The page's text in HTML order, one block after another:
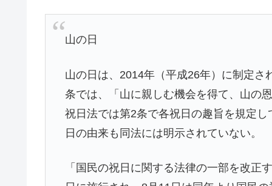
山の日
山の日は、2014年（平成26年）に制定
条では、「山に親しむ機会を得て、山の
祝日法では第2条で各祝日の趣旨を規定
日の由来も同法には明示されていない。
「国民の祝日に関する法律の一部を改正